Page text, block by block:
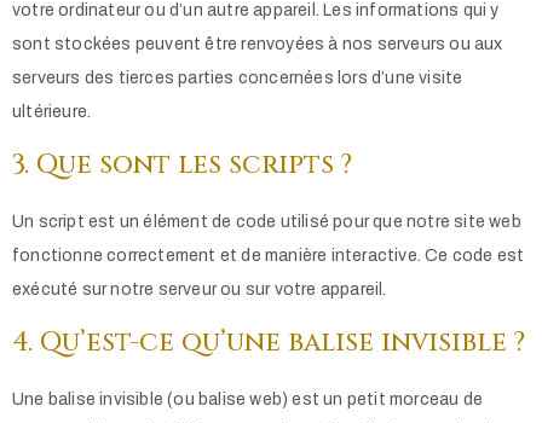
votre ordinateur ou d’un autre appareil. Les informations qui y
sont stockées peuvent être renvoyées à nos serveurs ou aux
serveurs des tierces parties concernées lors d’une visite
ultérieure.
3. Que sont les scripts ?
Un script est un élément de code utilisé pour que notre site web
fonctionne correctement et de manière interactive. Ce code est
exécuté sur notre serveur ou sur votre appareil.
4. Qu’est-ce qu’une balise invisible ?
Une balise invisible (ou balise web) est un petit morceau de